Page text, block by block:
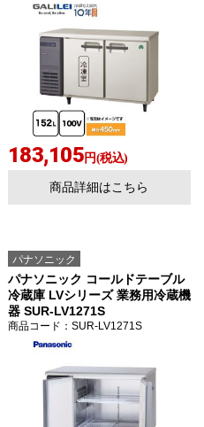
183,105円(税込)
商品詳細はこちら
パナソニック
パナソニック コールドテーブル
冷蔵庫 LVシリーズ 業務用冷蔵機
器 SUR-LV1271S
商品コード ：SUR-LV1271S